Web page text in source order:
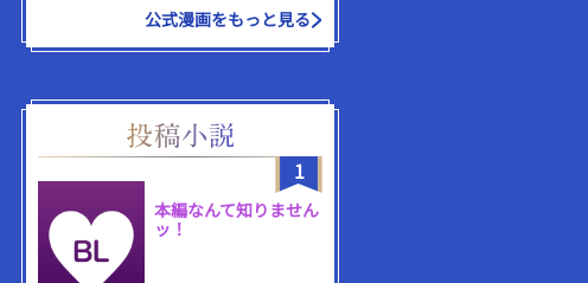
公式漫画をもっと見る
1
本編なんて知りません
ッ！